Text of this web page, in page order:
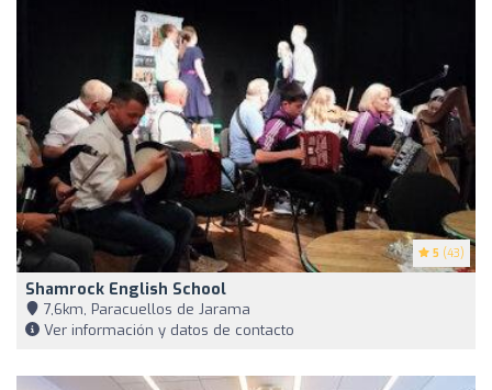
5 (43)
Shamrock English School
7,6km, Paracuellos de Jarama
Ver información y datos de contacto